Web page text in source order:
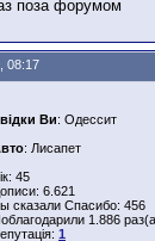
08:17
Ви: Одессит
: Лисапет
45
6.621
сказали Спасибо: 456
1.886
1